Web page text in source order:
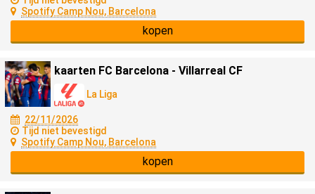
Spotify Camp Nou, Barcelona
kopen
kaarten FC Barcelona - Villarreal CF
La Liga
22/11/2026
Tijd niet bevestigd
Spotify Camp Nou, Barcelona
kopen